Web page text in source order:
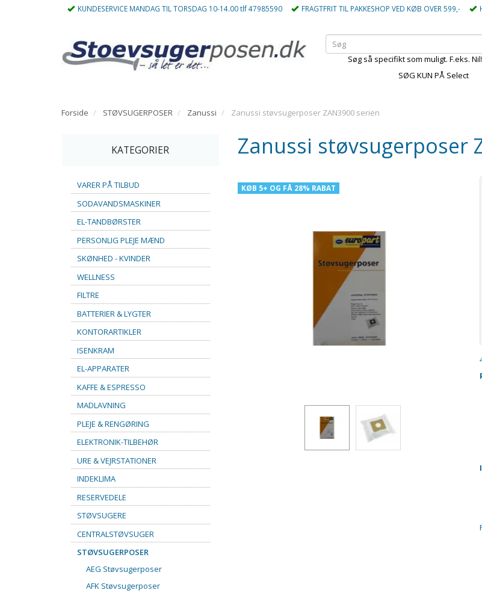
KUNDESERVICE MANDAG TIL TORSDAG 10-14.00 tlf 47985590 FRAGTFRIT TIL PAKKESHOP VED KØB OVER 599,-
Søg så specifikt som muligt. F.eks.
SØG KUN PÅ Select
Forside STØVSUGERPOSER Zanussi Zanussi støvsugerposer ZAN3900 serien
KATEGORIER
VARER PÅ TILBUD
SODAVANDSMASKINER
EL-TANDBØRSTER
PERSONLIG PLEJE MÆND
SKØNHED - KVINDER
WELLNESS
FILTRE
BATTERIER & LYGTER
KONTORARTIKLER
ISENKRAM
EL-APPARATER
KAFFE & ESPRESSO
MADLAVNING
PLEJE & RENGØRING
ELEKTRONIK-TILBEHØR
URE & VEJRSTATIONER
INDEKLIMA
RESERVEDELE
STØVSUGERE
CENTRALSTØVSUGER
STØVSUGERPOSER
AEG Støvsugerposer
AFK Støvsugerposer
Zanussi støvsugerposer
KØB 5+ OG FÅ 28% RABAT